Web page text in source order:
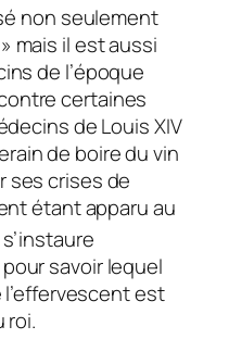
non seulement
mais il est aussi
de l’époque
certaines
de Louis XIV
de boire du vin
ses crises de
étant apparu au
savoir lequel
est
roi.